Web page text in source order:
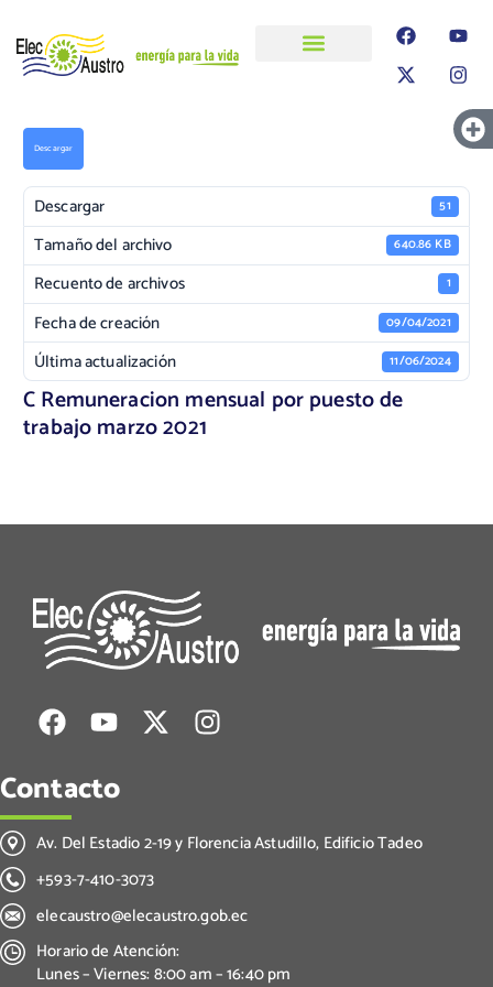
Descargar
Descargar 51
Tamaño del archivo 640.86 KB
Recuento de archivos 1
Fecha de creación 09/04/2021
Última actualización 11/06/2024
C Remuneracion mensual por puesto de
trabajo marzo 2021
Contacto
Av. Del Estadio 2-19 y Florencia Astudillo, Edificio Tadeo
+593-7-410-3073
elecaustro@elecaustro.gob.ec
Horario de Atención:
Lunes – Viernes: 8:00 am – 16:40 pm